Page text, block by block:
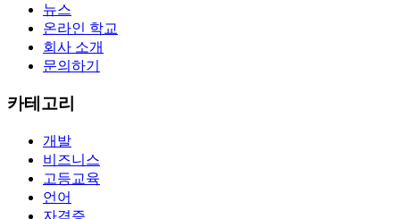
뉴스
온라인 학교
회사 소개
문의하기
카테고리
개발
비즈니스
고등교육
언어